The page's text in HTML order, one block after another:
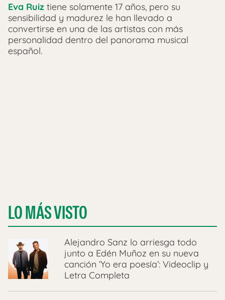
Eva Ruiz tiene solamente 17 años, pero su
sensibilidad y madurez le han llevado a
convertirse en una de las artistas con más
personalidad dentro del panorama musical
español.
LO MÁS VISTO
Alejandro Sanz lo arriesga todo
junto a Edén Muñoz en su nueva
canción ‘Yo era poesía’: Videoclip y
Letra Completa